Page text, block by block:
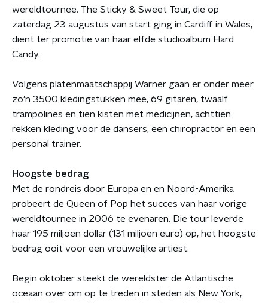
wereldtournee. The Sticky & Sweet Tour, die op
zaterdag 23 augustus van start ging in Cardiff in Wales,
dient ter promotie van haar elfde studioalbum Hard
Candy.
Volgens platenmaatschappij Warner gaan er onder meer
zo'n 3500 kledingstukken mee, 69 gitaren, twaalf
trampolines en tien kisten met medicijnen, achttien
rekken kleding voor de dansers, een chiropractor en een
personal trainer.
Hoogste bedrag
Met de rondreis door Europa en en Noord-Amerika
probeert de Queen of Pop het succes van haar vorige
wereldtournee in 2006 te evenaren. Die tour leverde
haar 195 miljoen dollar (131 miljoen euro) op, het hoogste
bedrag ooit voor een vrouwelijke artiest.
Begin oktober steekt de wereldster de Atlantische
oceaan over om op te treden in steden als New York,